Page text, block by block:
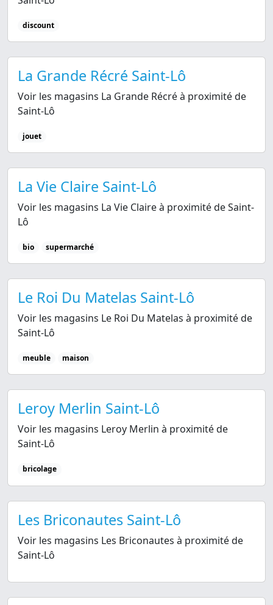
discount
La Grande Récré Saint-Lô
Voir les magasins La Grande Récré à proximité de
Saint-Lô
jouet
La Vie Claire Saint-Lô
Voir les magasins La Vie Claire à proximité de Saint-
Lô
bio supermarché
Le Roi Du Matelas Saint-Lô
Voir les magasins Le Roi Du Matelas à proximité de
Saint-Lô
meuble maison
Leroy Merlin Saint-Lô
Voir les magasins Leroy Merlin à proximité de
Saint-Lô
bricolage
Les Briconautes Saint-Lô
Voir les magasins Les Briconautes à proximité de
Saint-Lô